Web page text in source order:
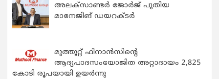
അലക്സാണ്ടർ ജോർജ് പുതിയ
മാനേജിങ് ഡയറക്ടർ
മുത്തൂറ്റ് ഫിനാൻസിന്റെ
ആദ്യപാദസംയോജിത അറ്റാദായം 2,825
കോടി രൂപയായി ഉയർന്നു